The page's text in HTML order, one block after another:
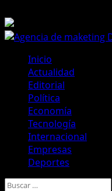
al
contenido
Menú
principal
Inicio
Actualidad
Editorial
Política
Economía
Tecnología
Internacional
Empresas
Deportes
Buscar: